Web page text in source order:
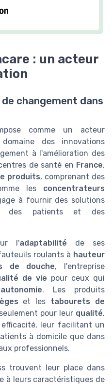
: un acteur
changement dans
comme un acteur
des innovations
à l'amélioration des
de santé en France.
produits, comprenant des
les concentrateurs
à fournir des solutions
des patients et des
l'adaptabilité de ses
roulants à hauteur
de douche, l'entreprise
de vie pour ceux qui
. Les produits
et les tabourets de
pour leur qualité,
leur facilitant un
à domicile que dans
professionnels.
trouvent leur place dans
à leurs caractéristiques de